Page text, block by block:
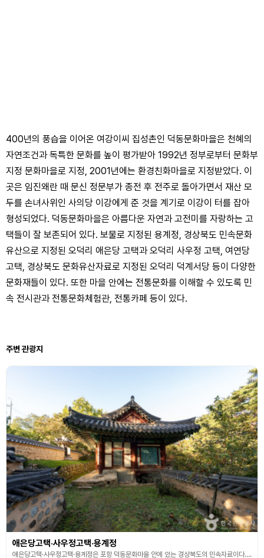
400년의 풍습을 이어온 여강이씨 집성촌인 덕동문화마을은 천혜의
자연조건과 독특한 문화를 높이 평가받아 1992년 정부로부터 문화부
지정 문화마을로 지정, 2001년에는 환경친화마을로 지정받았다. 이
곳은 임진왜란 때 문신 정문부가 종전 후 전주로 돌아가면서 재산 모
두를 손녀사위인 사의당 이강에게 준 것을 계기로 이강이 터를 잡아
형성되었다. 덕동문화마을은 아름다운 자연과 고전미를 자랑하는 고
택들이 잘 보존되어 있다. 보물로 지정된 용계정, 경상북도 민속문화
유산으로 지정된 오덕리 애은당 고택과 오덕리 사우정 고택, 여연당
고택, 경상북도 문화유산자료로 지정된 오덕리 덕계서당 등이 다양한
문화재들이 있다. 또한 마을 안에는 전통문화를 이해할 수 있도록 민
속 전시관과 전통문화체험관, 전통카페 등이 있다.
주변 관광지
애은당고택·사우정고택·용계정
애은당고택·사우정고택·용계정은 포항 덕동문화마을 안에 있는 경상북도의 민속자료이다. 덕동문화마을은 여강 이씨 집성촌으로, 임진왜란 때 이곳에 피난 왔던 문신 정문부가 전쟁이 끝난 후 전주로 돌아가면서 자신의 모든 재산을 손녀사위인 이강에게 물려준 것을 계기로 집성촌이 형성되었다. 애은당고택·사우정고택·용계정뿐만 아니라 집성촌 대대로 내려오는 유물들을 보존·전시하고 있는 덕동민속전시관이 있다. 애은당고택은 조선시대 가옥으로 이강이 양여 받은 부속건물 중